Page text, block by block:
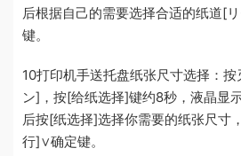
后根据自己的需要选择合适的纸道[
键。
10打印机手送托盘纸张尺寸选择：
ン]，按[给纸选择]键约8秒，液晶显
后按[纸选择]选择你需要的纸张尺寸
行]∨确定键。